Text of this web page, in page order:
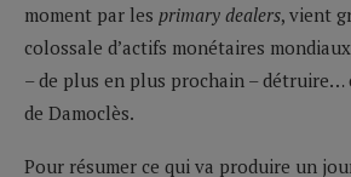
moment par les primary dealers, vient
colossale d’actifs monétaires
– de plus en plus prochain – détruire…
de Damoclès.
Pour résumer ce qui va produire un